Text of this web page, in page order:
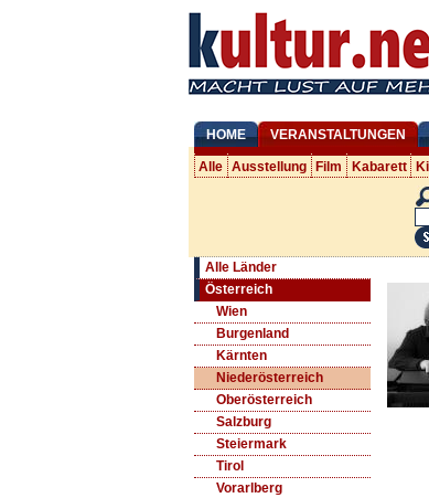
HOME VERANSTALTUNGEN
Alle Ausstellung Film Kabarett
Alle Länder
Österreich
Wien
Burgenland
Kärnten
Niederösterreich
Oberösterreich
Salzburg
Steiermark
Tirol
Vorarlberg